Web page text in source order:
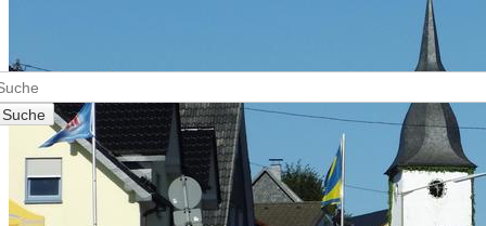
Suche